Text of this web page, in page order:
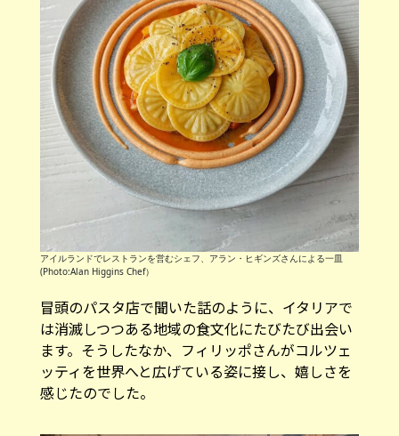
アイルランドでレストランを営むシェフ、アラン・ヒギンズさんによる一皿
(Photo:Alan Higgins Chef）
冒頭のパスタ店で聞いた話のように、イタリアで
は消滅しつつある地域の食文化にたびたび出会い
ます。そうしたなか、フィリッポさんがコルツェ
ッティを世界へと広げている姿に接し、嬉しさを
感じたのでした。